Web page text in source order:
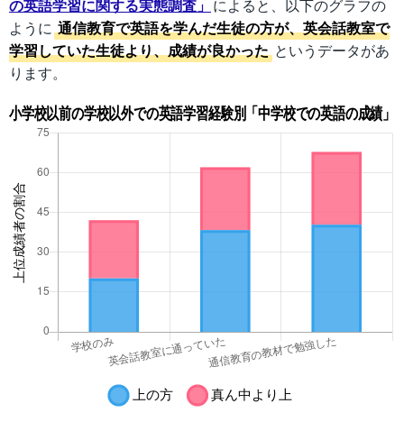
の英語学習に関する実態調査」 によると、以下のグラフの
ように 通信教育で英語を学んだ生徒の方が、英会話教室で
学習していた生徒より、成績が良かった というデータがあ
ります。